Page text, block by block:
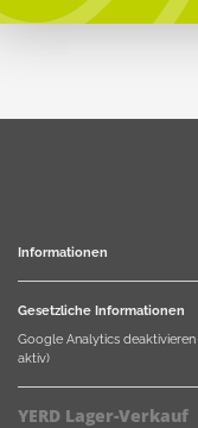
Informationen
Gesetzliche Informationen
Google Analytics deaktivieren
aktiv)
YERD Lager-Verkauf